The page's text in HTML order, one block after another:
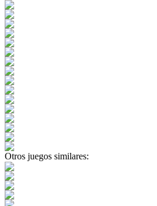
Otros juegos similares: